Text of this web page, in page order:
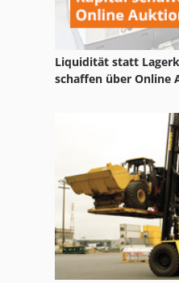
Liquidität statt
schaffen über Online